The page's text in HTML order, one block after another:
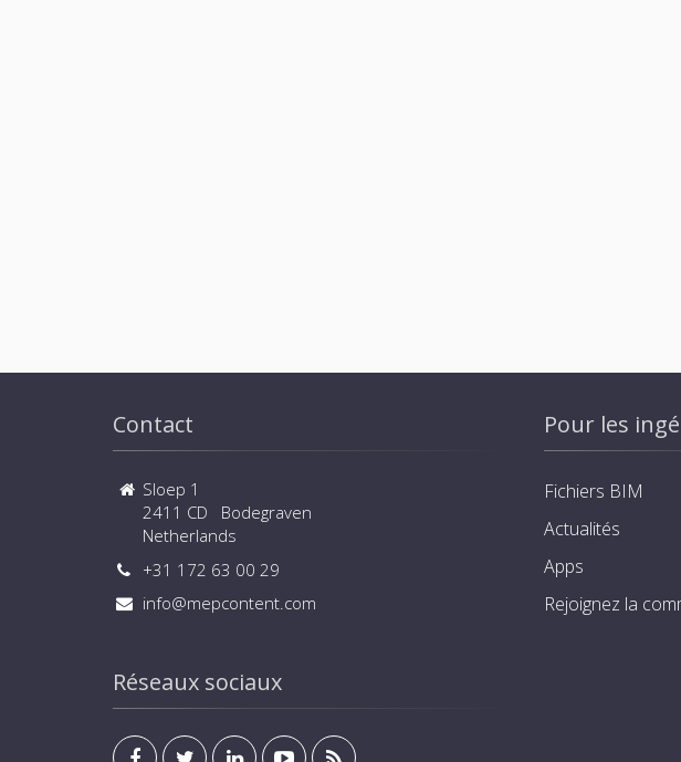
Contact
Sloep 1
2411 CD Bodegraven
Netherlands
+31 172 63 00 29
info@mepcontent.com
Réseaux sociaux
Pour les
Fichiers BIM
Actualités
Apps
Rejoignez la